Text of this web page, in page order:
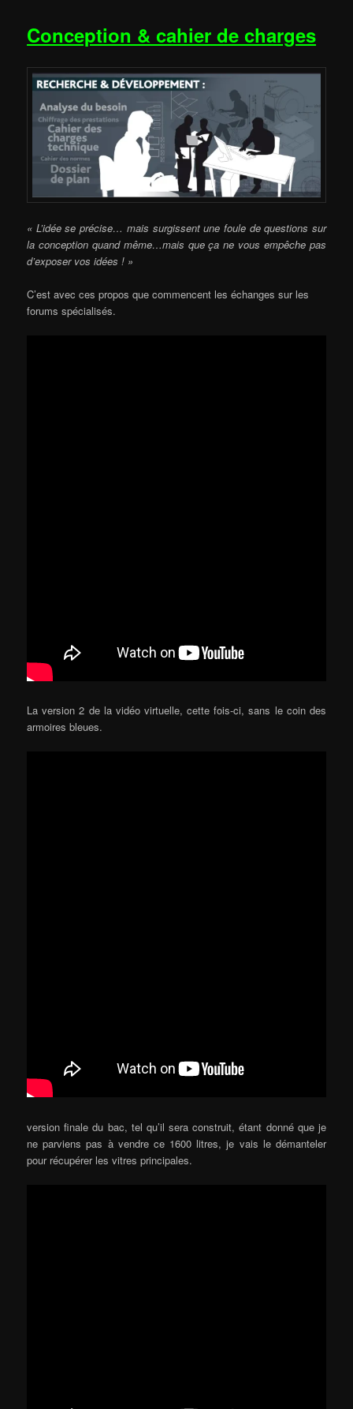
Conception & cahier de charges
« L’idée se précise… mais surgissent une foule de questions sur
la conception quand même…mais que ça ne vous empêche pas
d’exposer vos idées ! »
C’est avec ces propos que commencent les échanges sur les
forums spécialisés.
La version 2 de la vidéo virtuelle, cette fois-ci, sans le coin des
armoires bleues.
version finale du bac, tel qu’il sera construit, étant donné que je
ne parviens pas à vendre ce 1600 litres, je vais le démanteler
pour récupérer les vitres principales.